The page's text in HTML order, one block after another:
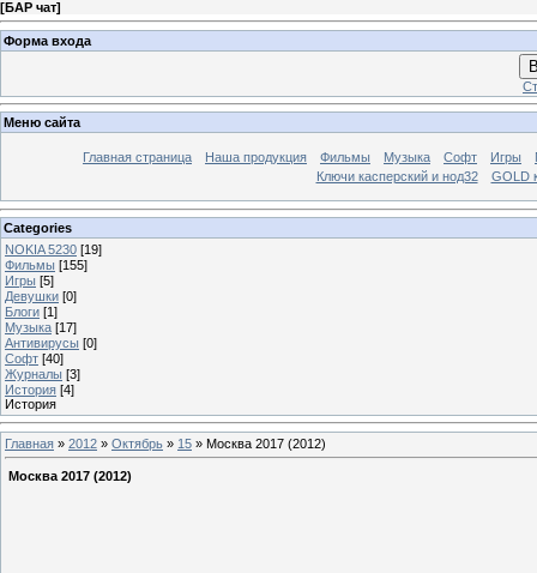
[БАР чат]
Форма входа
Меню сайта
Главная страница Наша продукция Фильмы Музыка Софт Игры
Ключи касперский и нод32
GOLD
Categories
NOKIA 5230 [19]
Фильмы [155]
Игры [5]
Девушки [0]
Блоги [1]
Музыка [17]
Антивирусы [0]
Софт [40]
Журналы [3]
История [4]
История
Главная » 2012 » Октябрь » 15 » Москва 2017 (2012)
Москва 2017 (2012)